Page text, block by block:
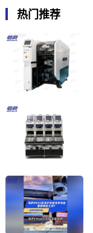
热门推荐